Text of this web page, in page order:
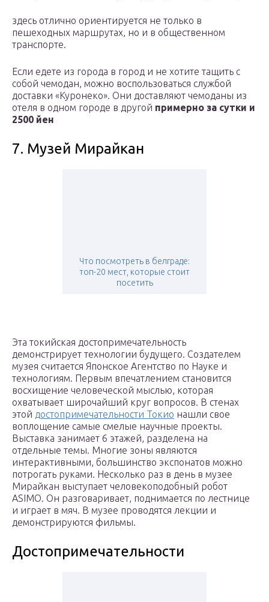
здесь отлично ориентируется не только в
пешеходных маршрутах, но и в общественном
транспорте.
Если едете из города в город и не хотите тащить с
собой чемодан, можно воспользоваться службой
доставки «Куронеко». Они доставляют чемоданы из
отеля в одном городе в другой примерно за сутки и
2500 йен
7. Музей Мирайкан
Что посмотреть в белграде:
топ-20 мест, которые стоит
посетить
Эта токийская достопримечательность
демонстрирует технологии будущего. Создателем
музея считается Японское Агентство по Науке и
технологиям. Первым впечатлением становится
восхищение человеческой мыслью, которая
охватывает широчайший круг вопросов. В стенах
этой достопримечательности Токио нашли свое
воплощение самые смелые научные проекты.
Выставка занимает 6 этажей, разделена на
отдельные темы. Многие зоны являются
интерактивными, большинство экспонатов можно
потрогать руками. Несколько раз в день в музее
Мирайкан выступает человекоподобный робот
ASIMO. Он разговаривает, поднимается по лестнице
и играет в мяч. В музее проводятся лекции и
демонстрируются фильмы.
Достопримечательности